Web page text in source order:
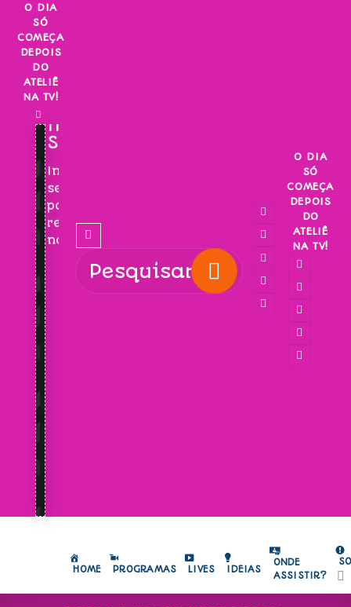
Skip
content
O DIA
SÓ
COMEÇA
DEPOIS
DO
ATELIÊ
NA TV!
INSCREVA-
SE!
Inscreva-
se
para
receber
novidades!
O DIA
SÓ
COMEÇA
DEPOIS
DO
ATELIÊ
NA TV!
HOME PROGRAMAS LIVES IDEIAS
ONDE
ASSISTIR?